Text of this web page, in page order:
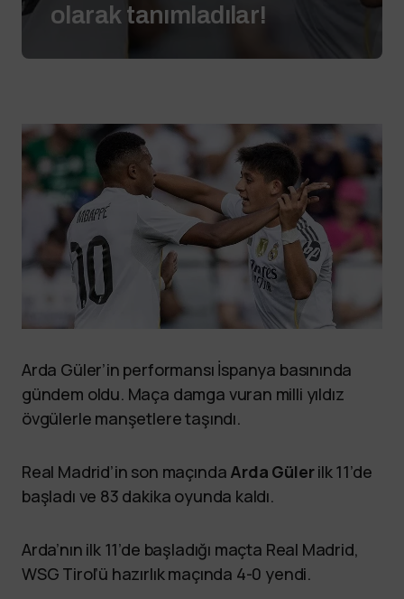
olarak tanımladılar!
Arda Güler’in performansı İspanya basınında
gündem oldu. Maça damga vuran milli yıldız
övgülerle manşetlere taşındı.
Real Madrid’in son maçında Arda Gülerilk 11’de
başladı ve 83 dakika oyunda kaldı.
Arda’nın ilk 11’de başladığı maçta Real Madrid,
WSG Tirol’ü hazırlık maçında 4-0 yendi.